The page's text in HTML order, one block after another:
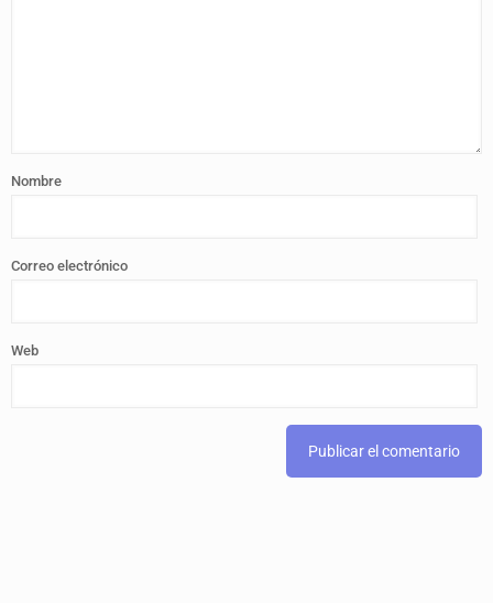
Nombre
Correo electrónico
Web